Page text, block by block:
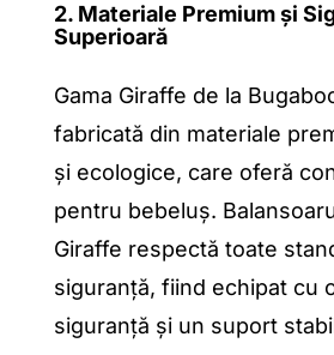
2. Materiale Premium și
Superioară
Gama Giraffe de la
fabricată din materiale
și ecologice, care oferă
pentru bebeluș.
Giraffe respectă toate
siguranță, fiind echipat cu
siguranță și un suport